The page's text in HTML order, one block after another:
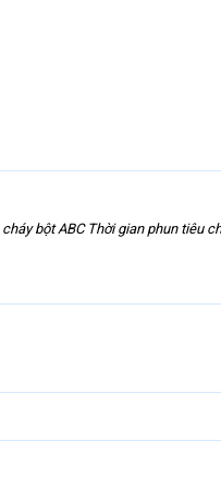
bột ABC Thời gian phun tiêu